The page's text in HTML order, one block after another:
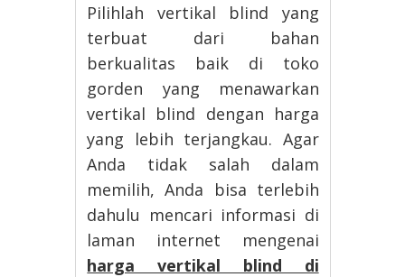
Pilihlah vertikal blind yang
terbuat dari bahan
berkualitas baik di toko
gorden yang menawarkan
vertikal blind dengan harga
yang lebih terjangkau. Agar
Anda tidak salah dalam
memilih, Anda bisa terlebih
dahulu mencari informasi di
laman internet mengenai
harga vertikal blind di